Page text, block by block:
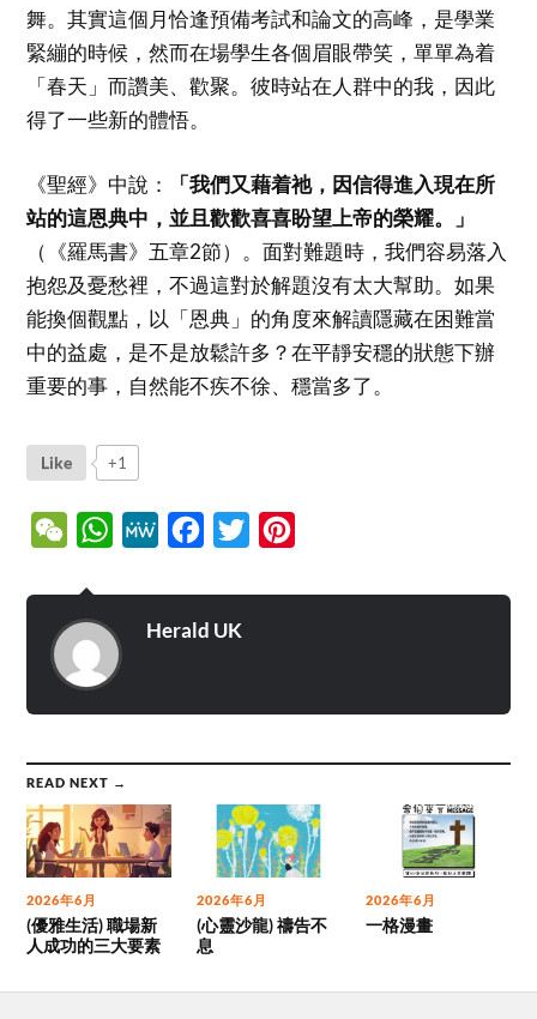
舞。其實這個月恰逢預備考試和論文的高峰，是學業
緊繃的時候，然而在場學生各個眉眼帶笑，單單為着
「春天」而讚美、歡聚。彼時站在人群中的我，因此
得了一些新的體悟。
《聖經》中說：
「我們又藉着祂，因信得進入現在所
站的這恩典中，並且歡歡喜喜盼望上帝的榮耀。」
（《羅馬書》五章2節）。面對難題時，我們容易落入
抱怨及憂愁裡，不過這對於解題沒有太大幫助。如果
能換個觀點，以「恩典」的角度來解讀隱藏在困難當
中的益處，是不是放鬆許多？在平靜安穩的狀態下辦
重要的事，自然能不疾不徐、穩當多了。
Like +1
WeChatWhatsApp
MeWe Facebook
Twitter
Herald UK
READ NEXT →
2026年6月
(優雅生活) 職場新
人成功的三大要素
2026年6月
(心靈沙龍) 禱告不
息
2026年6月
一格漫畫